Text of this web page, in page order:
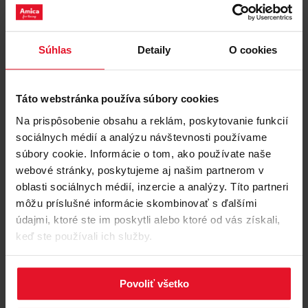
Súhlas Detaily O cookies
Táto webstránka používa súbory cookies
Na prispôsobenie obsahu a reklám, poskytovanie funkcií
sociálnych médií a analýzu návštevnosti používame
súbory cookie. Informácie o tom, ako používate naše
webové stránky, poskytujeme aj našim partnerom v
oblasti sociálnych médií, inzercie a analýzy. Títo partneri
môžu príslušné informácie skombinovať s ďalšími
údajmi, ktoré ste im poskytli alebo ktoré od vás získali,
keď ste používali ich služby.
Povoliť všetko
optimálnej úrovni. To chráni víno pred oxidáciou,
odparovaním, bakteriálnym napadnutím a nepríjemnými
pachmi. Etikety na fľašiach vína zostávajú vyzerať
skvele s minimálnym rizikom odlepenia od fľaše To
všetko zaručuje najvyššiu kvalitu vzhľadu a chuti.
UV ochrana
Technické údaje
Logistické údaje
na stiahnutie